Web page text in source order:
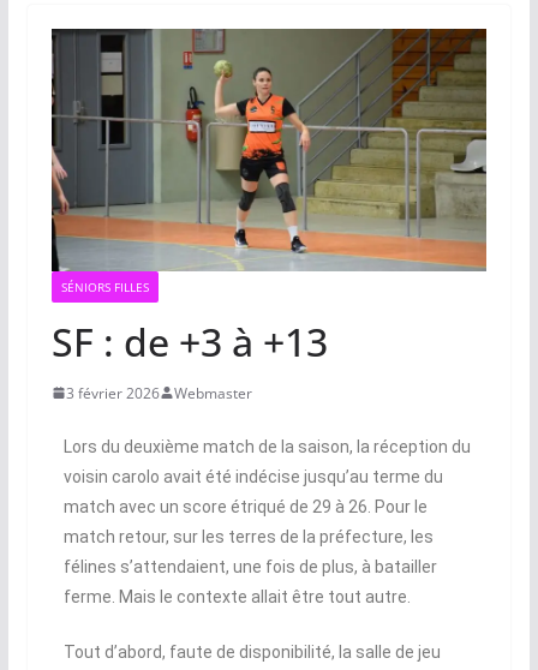
SÉNIORS FILLES
SF : de +3 à +13
3 février 2026 Webmaster
Lors du deuxième match de la saison, la réception du
voisin carolo avait été indécise jusqu’au terme du
match avec un score étriqué de 29 à 26. Pour le
match retour, sur les terres de la préfecture, les
félines s’attendaient, une fois de plus, à batailler
ferme. Mais le contexte allait être tout autre.
Tout d’abord, faute de disponibilité, la salle de jeu